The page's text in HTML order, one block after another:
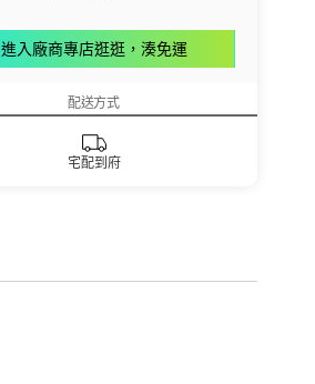
進入廠商專店逛逛，湊免運
配送方式
宅配到府